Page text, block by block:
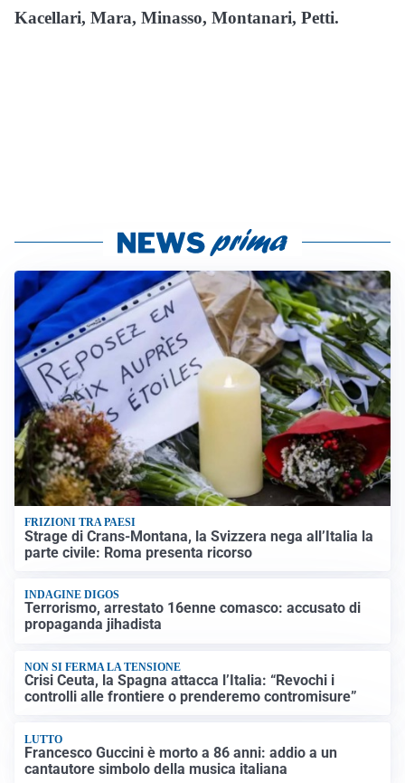
Kacellari, Mara, Minasso, Montanari, Petti.
FRIZIONI TRA PAESI
Strage di Crans-Montana, la Svizzera nega all’Italia la
parte civile: Roma presenta ricorso
INDAGINE DIGOS
Terrorismo, arrestato 16enne comasco: accusato di
propaganda jihadista
NON SI FERMA LA TENSIONE
Crisi Ceuta, la Spagna attacca l’Italia: “Revochi i
controlli alle frontiere o prenderemo contromisure”
LUTTO
Francesco Guccini è morto a 86 anni: addio a un
cantautore simbolo della musica italiana